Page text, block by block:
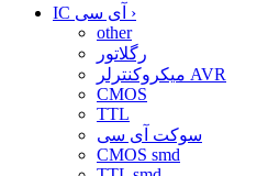
›
other
رگلاتور
میکروکنترلر AVR
CMOS
TTL
سوکت آی سی
CMOS smd